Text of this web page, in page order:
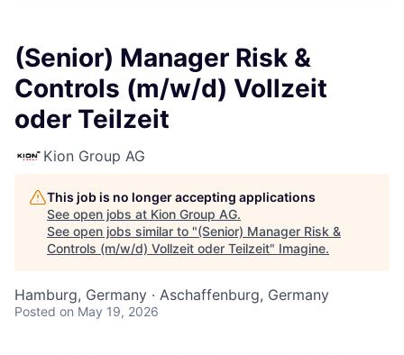
(Senior) Manager Risk &
Controls (m/w/d) Vollzeit
oder Teilzeit
Kion Group AG
This job is no longer accepting applications
See open jobs at Kion Group AG.
See open jobs similar to "(Senior) Manager Risk &
Controls (m/w/d) Vollzeit oder Teilzeit" Imagine.
Hamburg, Germany · Aschaffenburg, Germany
Posted on May 19, 2026